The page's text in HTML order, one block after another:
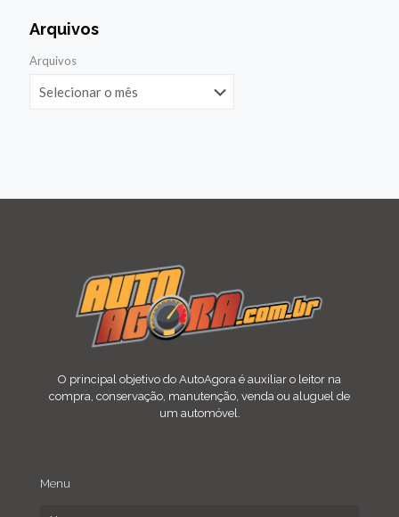
Arquivos
Arquivos
O principal objetivo do AutoAgora é auxiliar o leitor na
compra, conservação, manutenção, venda ou aluguel de
um automóvel.
Menu